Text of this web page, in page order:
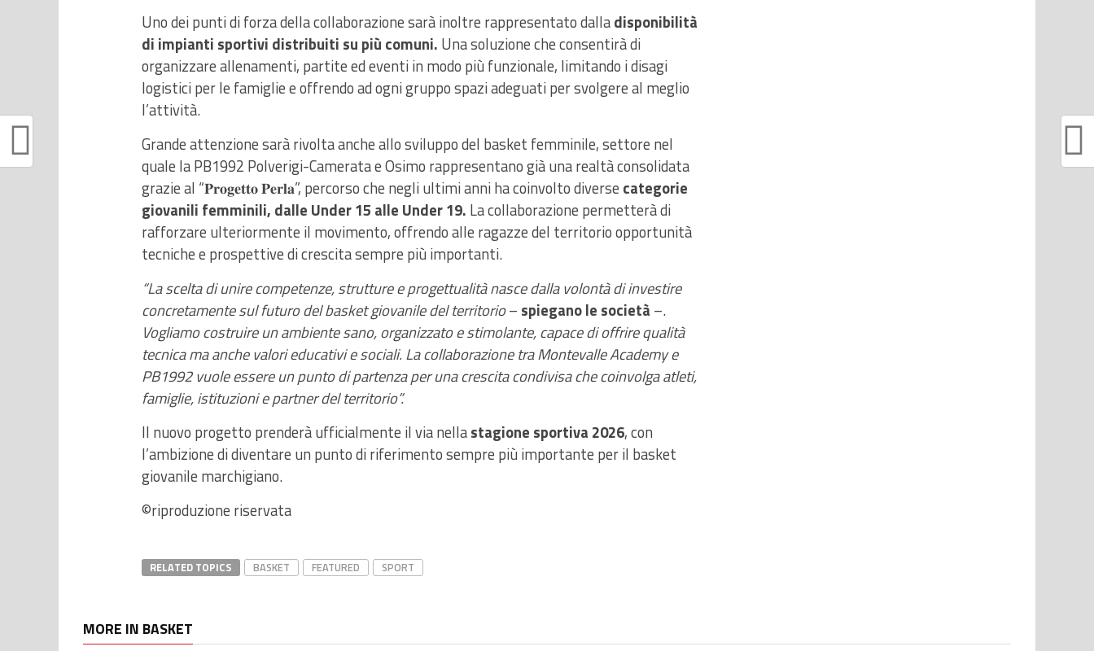
Uno dei punti di forza della collaborazione sarà inoltre rappresentato dalladisponibilità
di impianti sportivi distribuiti su più comuni. Una soluzione che consentirà di
organizzare allenamenti, partite ed eventi in modo più funzionale, limitando i disagi
logistici per le famiglie e offrendo ad ogni gruppo spazi adeguati per svolgere al meglio
l’attività.
Grande attenzione sarà rivolta anche allo sviluppo del basket femminile, settore nel
quale la PB1992 Polverigi-Camerata e Osimo rappresentano già una realtà consolidata
grazie al “𝐏𝐫𝐨𝐠𝐞𝐭𝐭𝐨 𝐏𝐞𝐫𝐥𝐚”, percorso che negli ultimi anni ha coinvolto diverse categorie
giovanili femminili, dalle Under 15 alle Under 19. La collaborazione permetterà di
rafforzare ulteriormente il movimento, offrendo alle ragazze del territorio opportunità
tecniche e prospettive di crescita sempre più importanti.
“La scelta di unire competenze, strutture e progettualità nasce dalla volontà di investire
concretamente sul futuro del basket giovanile del territorio– spiegano le società –.
Vogliamo costruire un ambiente sano, organizzato e stimolante, capace di offrire qualità
tecnica ma anche valori educativi e sociali. La collaborazione tra Montevalle Academy e
PB1992 vuole essere un punto di partenza per una crescita condivisa che coinvolga atleti,
famiglie, istituzioni e partner del territorio”.
Il nuovo progetto prenderà ufficialmente il via nellastagione sportiva 2026, con
l’ambizione di diventare un punto di riferimento sempre più importante per il basket
giovanile marchigiano.
©riproduzione riservata
RELATED TOPICS BASKET FEATURED SPORT
MORE IN BASKET